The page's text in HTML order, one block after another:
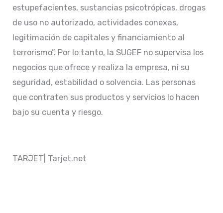
estupefacientes, sustancias psicotrópicas, drogas
de uso no autorizado, actividades conexas,
legitimación de capitales y financiamiento al
terrorismo”. Por lo tanto, la SUGEF no supervisa los
negocios que ofrece y realiza la empresa, ni su
seguridad, estabilidad o solvencia. Las personas
que contraten sus productos y servicios lo hacen
bajo su cuenta y riesgo.
TARJET| Tarjet.net